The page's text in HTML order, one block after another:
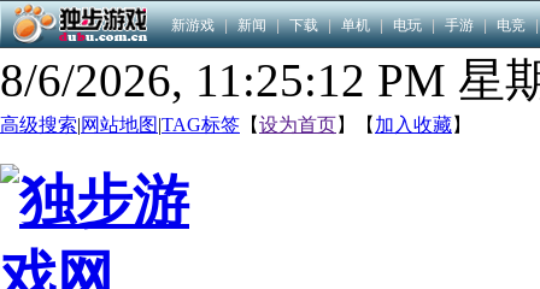
新游戏 | 新闻 | 下载 | 单机 | 电玩 | 手游 | 电竞 |
8/6/2026, 11:25:13 PM 星
高级搜索|网站地图|TAG标签 【设为首页】【 加入收藏】